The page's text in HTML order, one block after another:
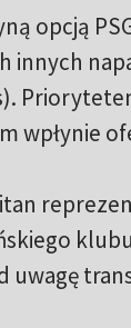
opcją
innych
wpłynie